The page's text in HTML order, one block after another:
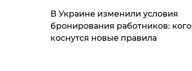
В Украине изменили условия
бронирования работников: кого
коснутся новые правила